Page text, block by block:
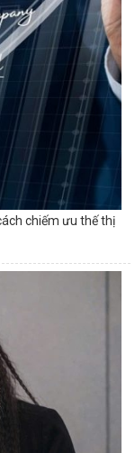
chiếm ưu thế thị